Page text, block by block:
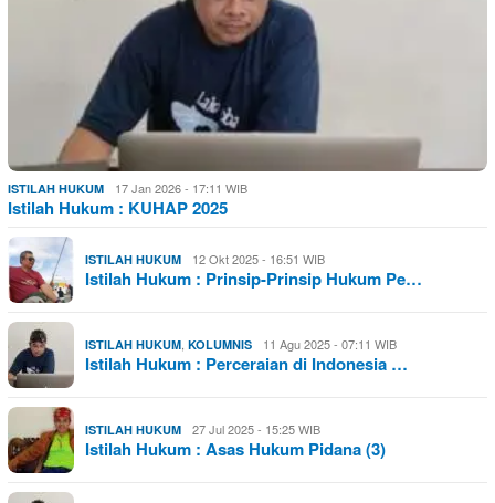
ISTILAH HUKUM 17 Jan 2026 - 17:11 WIB
Istilah Hukum : KUHAP 2025
ISTILAH HUKUM 12 Okt 2025 - 16:51 WIB
Istilah Hukum : Prinsip-Prinsip Hukum Pe…
ISTILAH HUKUM KOLUMNIS 11 Agu 2025 - 07:11 WIB
Istilah Hukum : Perceraian di Indonesia …
ISTILAH HUKUM 27 Jul 2025 - 15:25 WIB
Istilah Hukum : Asas Hukum Pidana (3)